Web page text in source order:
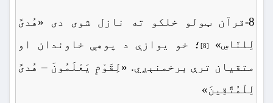
8-قرآن ټولو خلکو ته نازل شوی دی «هُدیً
لِلنّاسِ»
[8]
؛ خو یوازې د پوهې خاوندان او
متقیان ترې برخمنېږي. «لِقَوْمٍ یَعْلَمُونَ – هُدیً
لِلْمُتَّقِینَ»